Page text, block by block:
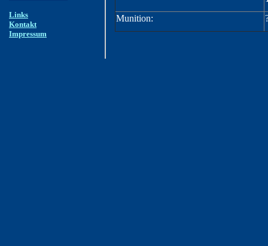
Links
Kontakt
Impressum
Munition: